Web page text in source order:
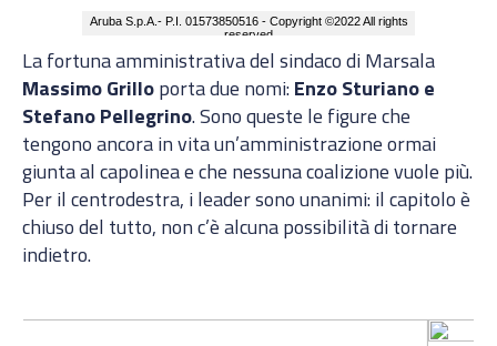
La fortuna amministrativa del sindaco di Marsala
Massimo Grilloporta due nomi:Enzo Sturiano e
Stefano Pellegrino. Sono queste le figure che
tengono ancora in vita un’amministrazione ormai
giunta al capolinea e che nessuna coalizione vuole più.
Per il centrodestra, i leader sono unanimi: il capitolo è
chiuso del tutto, non c’è alcuna possibilità di tornare
indietro.